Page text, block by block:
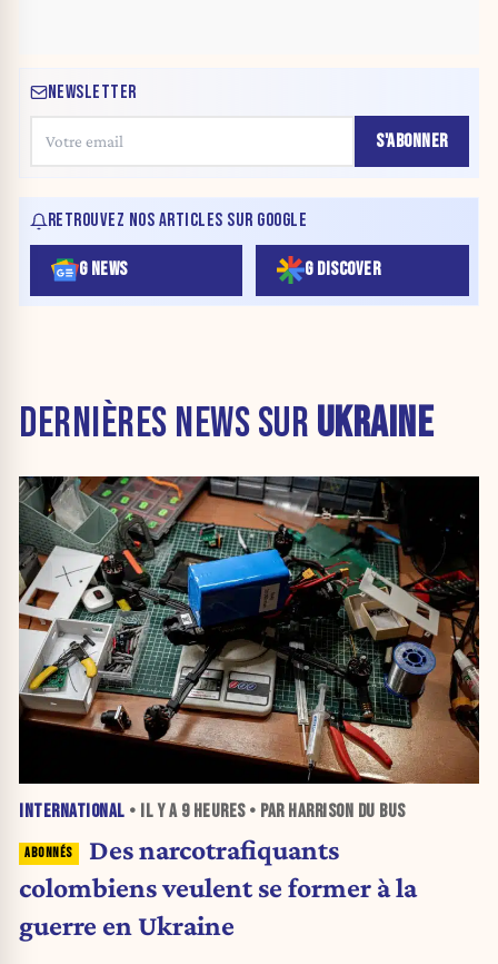
NEWSLETTER
S'ABONNER
RETROUVEZ NOS ARTICLES SUR GOOGLE
G NEWS G DISCOVER
DERNIÈRES NEWS SUR UKRAINE
INTERNATIONAL • IL Y A 9 HEURES• PAR HARRISON DU BUS
Des narcotrafiquants
colombiens veulent se former à la
guerre en Ukraine